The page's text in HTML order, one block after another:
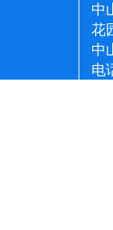
中
花
中
电